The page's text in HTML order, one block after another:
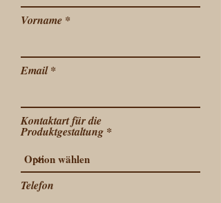
Vorname
Email
Kontaktart für die
Produktgestaltung
Telefon